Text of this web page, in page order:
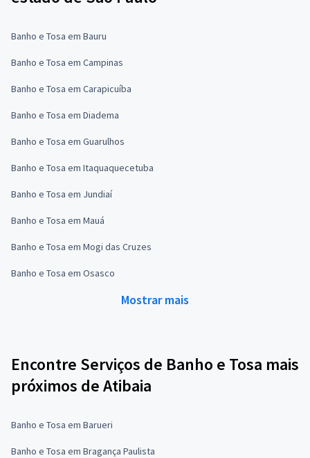
Banho e Tosa em Bauru
Banho e Tosa em Campinas
Banho e Tosa em Carapicuíba
Banho e Tosa em Diadema
Banho e Tosa em Guarulhos
Banho e Tosa em Itaquaquecetuba
Banho e Tosa em Jundiaí
Banho e Tosa em Mauá
Banho e Tosa em Mogi das Cruzes
Banho e Tosa em Osasco
Mostrar mais
Encontre Serviços de Banho e Tosa mais
próximos de Atibaia
Banho e Tosa em Barueri
Banho e Tosa em Bragança Paulista